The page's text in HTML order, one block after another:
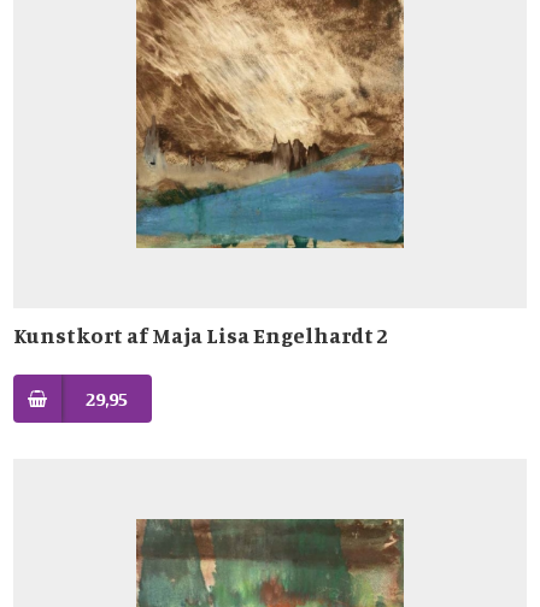
Kunstkort af Maja Lisa Engelhardt 2
29,95